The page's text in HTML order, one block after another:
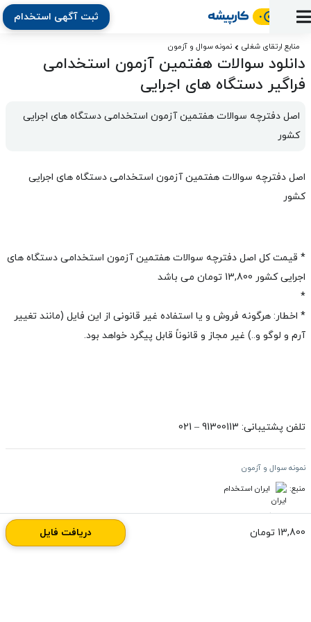
پنل
استخدام
به
کار
ثبت
رزومه
آگهی
آماده
به
ثبت
آگهی
استخدام
نشان
شده‌ها
تبادل
نظر
منابع
ارتقای
دوره
مقاله
نرم‌افزار
استخدام
بلاگ
کارپیشه
جستجوی
بخش
کارفرمایان
ثبت آگهی استخدام
منابع ارتقای شغلی نمونه سوال و آزمون
دانلود سوالات هفتمین آزمون استخدامی
فراگیر دستگاه های اجرایی
کشور
اصل دفترچه سوالات هفتمین آزمون استخدامی دستگاه های اجرایی
کشور
* قیمت کل اصل دفترچه سوالات هفتمین آزمون استخدامی دستگاه های
اجرایی کشور 13,800 تومان
می باشد
*
* اخطار: هرگونه فروش و یا استفاده غیر قانونی از این فایل (مانند تغییر
آرم و لوگو و..) غیر مجاز و قانوناً قابل پیگرد خواهد بود.
تلفن پشتیبانی: 91300113 – 021
نمونه سوال و آزمون
منبع:
ایران استخدام
13,800 تومان دریافت فایل